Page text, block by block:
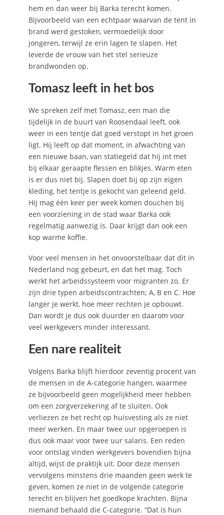
hem en dan weer bij Barka terecht komen.
Bijvoorbeeld van een echtpaar waarvan de tent in
brand werd gestoken, vermoedelijk door
jongeren, terwijl ze erin lagen te slapen. Het
leverde de vrouw van het stel serieuze
brandwonden op.
Tomasz leeft in het bos
We spreken zelf met Tomasz, een man die
tijdelijk in de buurt van Roosendaal leeft, ook
weer in een tentje dat goed verstopt in het groen
ligt. Hij leeft op dat moment, in afwachting van
een nieuwe baan, van statiegeld dat hij int met
bij elkaar geraapte flessen en blikjes. Warm eten
is er dus niet bij. Slapen doet bij op zijn eigen
kleding, het tentje is gekocht van geleend geld.
Hij mag één keer per week komen douchen bij
een voorziening in de stad waar Barka ook
regelmatig aanwezig is. Daar krijgt dan ook een
kop warme koffie.
Voor veel mensen in het onvoorstelbaar dat dit in
Nederland nog gebeurt, en dat het mag. Toch
werkt het arbeidssysteem voor migranten zo. Er
zijn drie typen arbeidscontrachten; A, B en C. Hoe
langer je werkt, hoe meer rechten je opbouwt.
Dan wordt je dus ook duurder en daarom voor
veel werkgevers minder interessant.
Een nare realiteit
Volgens Barka blijft hierdoor zeventig procent van
de mensen in de A-categorie hangen, waarmee
ze bijvoorbeeld geen mogelijkheid meer hebben
om een zorgverzekering af te sluiten. Ook
verliezen ze het recht op huisvesting als ze niet
meer werken. En maar twee uur opgeroepen is
dus ook maar voor twee uur salaris. Een reden
voor ontslag vinden werkgevers bovendien bijna
altijd, wijst de praktijk uit. Door deze mensen
vervolgens minstens drie maanden geen werk te
geven, komen ze niet in de volgende categorie
terecht en blijven het goedkope krachten. Bijna
niemand behaald die C-categorie. “Dat is hun